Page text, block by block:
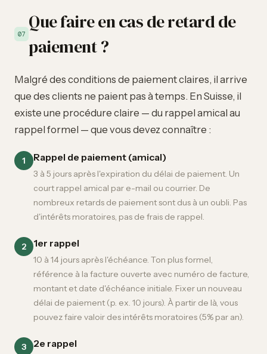
07
Que faire en cas de retard de
paiement ?
Malgré des conditions de paiement claires, il arrive
que des clients ne paient pas à temps. En Suisse, il
existe une procédure claire — du rappel amical au
rappel formel — que vous devez connaître :
1 Rappel de paiement (amical)
3 à 5 jours après l'expiration du délai de paiement. Un
court rappel amical par e-mail ou courrier. De
nombreux retards de paiement sont dus à un oubli. Pas
d'intérêts moratoires, pas de frais de rappel.
2 1er rappel
10 à 14 jours après l'échéance. Ton plus formel,
référence à la facture ouverte avec numéro de facture,
montant et date d'échéance initiale. Fixer un nouveau
délai de paiement (p. ex. 10 jours). À partir de là, vous
pouvez faire valoir des intérêts moratoires (5% par an).
3 2e rappel